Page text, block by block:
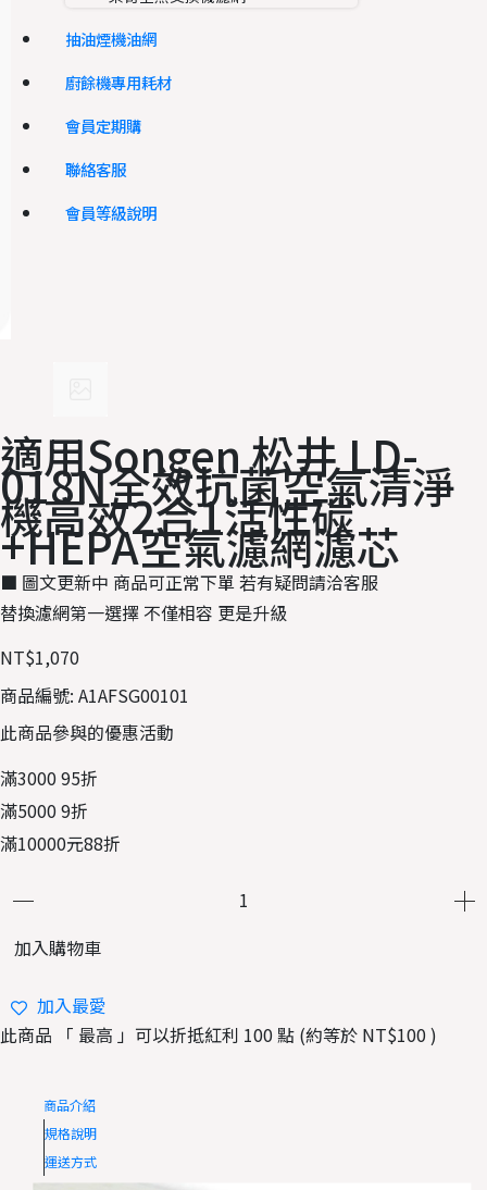
抽油煙機油網
廚餘機專用耗材
會員定期購
聯絡客服
會員等級說明
適用Songen 松井 LD-
018N全效抗菌空氣清淨
機高效2合1活性碳
+HEPA空氣濾網濾芯
■ 圖文更新中 商品可正常下單 若有疑問請洽客服
替換濾網第一選擇 不僅相容 更是升級
NT$1,070
商品編號: A1AFSG00101
此商品參與的優惠活動
滿3000 95折
滿5000 9折
滿10000元88折
加入購物車
加入最愛
此商品 「 最高 」可以折抵紅利 100點 (約等於 NT$100)
商品介紹
規格說明
運送方式